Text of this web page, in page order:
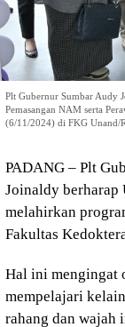
Plt Gubernur Sumbar Audy
Pemasangan NAM serta
(6/11/2024) di FKG Unand/
PADANG – Plt
Joinaldy berharap
melahirkan
Fakultas
Hal ini mengingat
mempelajari
rahang dan wajah